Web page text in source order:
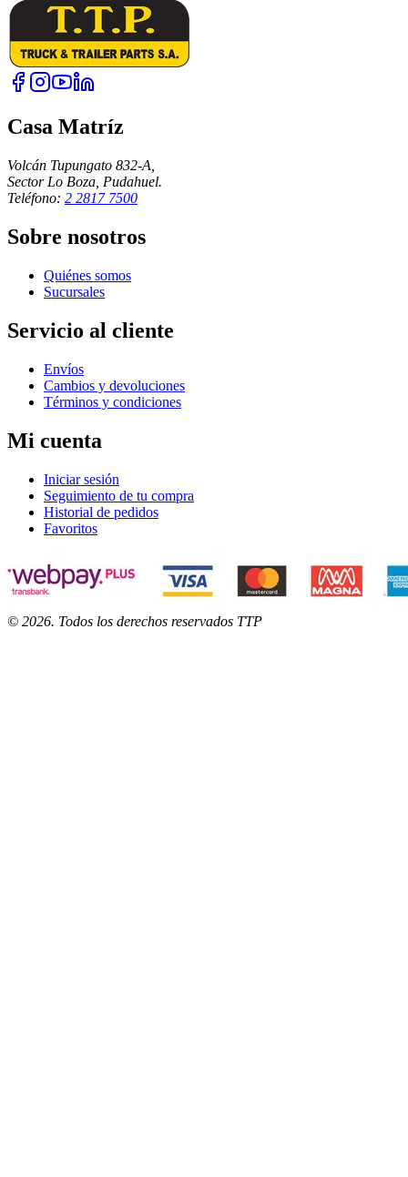
Casa Matríz
Volcán Tupungato 832-A,
Sector Lo Boza, Pudahuel.
Teléfono: 2 2817 7500
Sobre nosotros
Quiénes somos
Sucursales
Servicio al cliente
Envíos
Cambios y devoluciones
Términos y condiciones
Mi cuenta
Iniciar sesión
Seguimiento de tu compra
Historial de pedidos
Favoritos
© 2026. Todos los derechos reservados TTP